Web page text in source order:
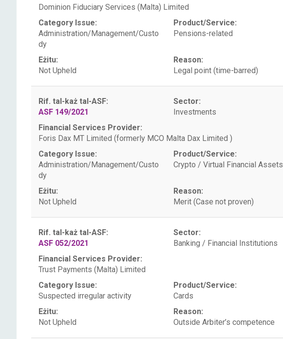
Dominion Fiduciary Services (Malta) Limited
Category Issue:
Administration/Management/Custo
dy
Product/Service:
Pensions-related
Eżitu:
Not Upheld
Reason:
Legal point (time-barred)
Rif. tal-każ tal-ASF:
ASF 149/2021
Sector:
Investments
Financial Services Provider:
Foris Dax MT Limited (formerly MCO Malta Dax Limited )
Category Issue:
Administration/Management/Custo
dy
Product/Service:
Crypto / Virtual Financial Assets
Eżitu:
Not Upheld
Reason:
Merit (Case not proven)
Rif. tal-każ tal-ASF:
ASF 052/2021
Sector:
Banking / Financial Institutions
Financial Services Provider:
Trust Payments (Malta) Limited
Category Issue:
Suspected irregular activity
Product/Service:
Cards
Eżitu:
Not Upheld
Reason:
Outside Arbiter’s competence